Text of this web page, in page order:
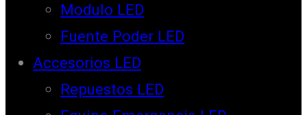
Modulo LED
Fuente Poder LED
Accesorios LED
Repuestos LED